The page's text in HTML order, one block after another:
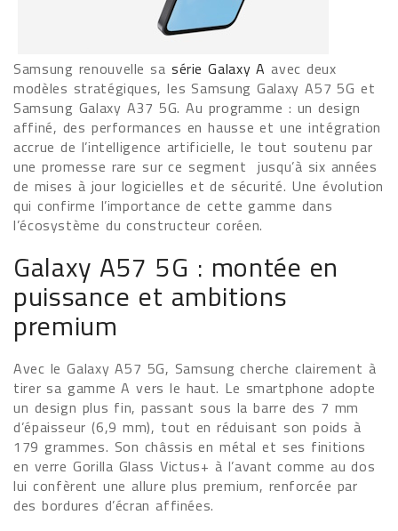
Samsung renouvelle sa série Galaxy Aavec deux
modèles stratégiques, les Samsung Galaxy A57 5G et
Samsung Galaxy A37 5G. Au programme : un design
affiné, des performances en hausse et une intégration
accrue de l’intelligence artificielle, le tout soutenu par
une promesse rare sur ce segment jusqu’à six années
de mises à jour logicielles et de sécurité. Une évolution
qui confirme l’importance de cette gamme dans
l’écosystème du constructeur coréen.
Galaxy A57 5G : montée en
puissance et ambitions
premium
Avec le Galaxy A57 5G, Samsung cherche clairement à
tirer sa gamme A vers le haut. Le smartphone adopte
un design plus fin, passant sous la barre des 7 mm
d’épaisseur (6,9 mm), tout en réduisant son poids à
179 grammes. Son châssis en métal et ses finitions
en verre Gorilla Glass Victus+ à l’avant comme au dos
lui confèrent une allure plus premium, renforcée par
des bordures d’écran affinées.